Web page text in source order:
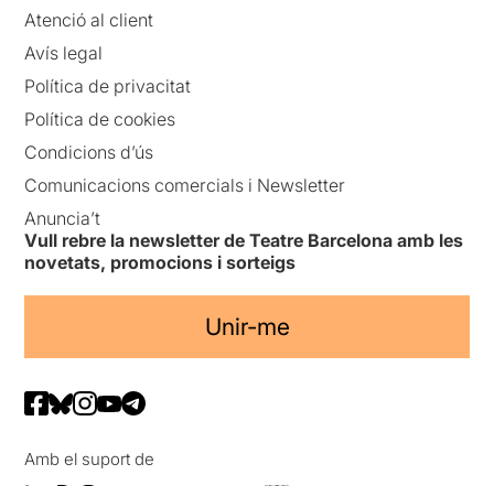
Atenció al client
Avís legal
Política de privacitat
Política de cookies
Condicions d’ús
Comunicacions comercials i Newsletter
Anuncia’t
Vull rebre la newsletter de Teatre Barcelona amb les
novetats, promocions i sorteigs
Unir-me
Amb el suport de